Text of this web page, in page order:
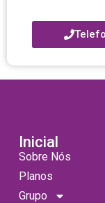
Inicial
Sobre Nós
Planos
Grupo